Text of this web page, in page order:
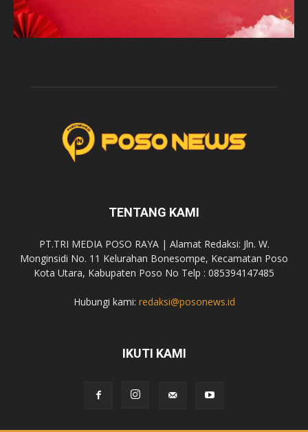
TENTANG KAMI
PT.TRI MEDIA POSO RAYA | Alamat Redaksi: Jln. W.
Monginsidi No. 11 Kelurahan Bonesompe, Kecamatan Poso
Kota Utara, Kabupaten Poso No Telp : 085394147485
Hubungi kami: redaksi@posonews.id
IKUTI KAMI